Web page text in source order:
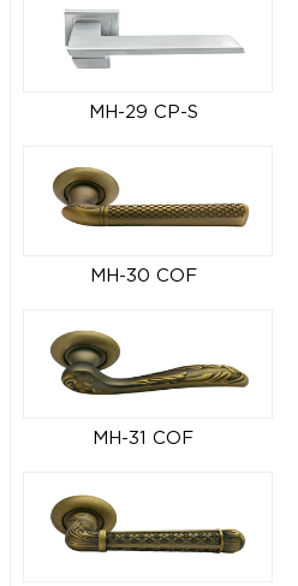
MH-29 CP-S
MH-30 COF
MH-31 COF